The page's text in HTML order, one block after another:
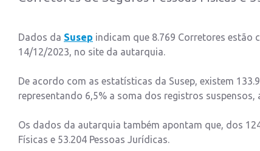
Dados da Susep indicam que 8.769 Corretores estão
14/12/2023, no site da autarquia.
De acordo com as estatísticas da Susep, existem
representando 6,5% a soma dos registros
Os dados da autarquia também apontam que, dos
Físicas e 53.204 Pessoas Jurídicas.